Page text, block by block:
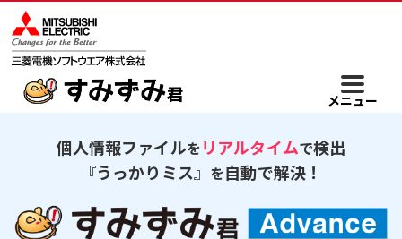
メニュー
個人情報ファイルをリアルタイムで検出
『うっかりミス』 を自動で解決！